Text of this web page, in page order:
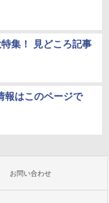
集！ 見どころ記事
報はこのページで
お問い合わせ